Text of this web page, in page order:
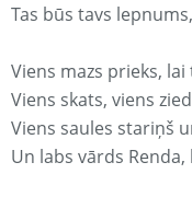
Tas būs tavs
Viens mazs prieks,
Viens skats, viens
Viens saules stariņš
Un labs vārds